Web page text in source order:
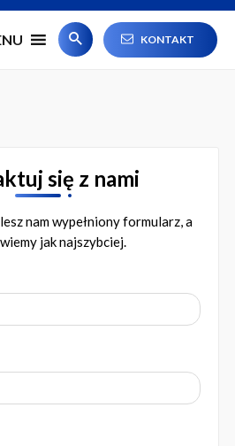
KONTAKT
się z nami
nam wypełniony formularz, a
jak najszybciej.